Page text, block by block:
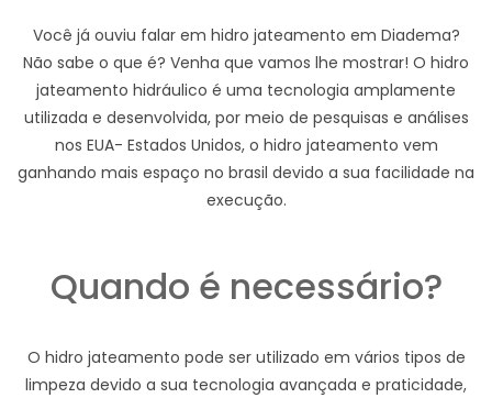
Você já ouviu falar em hidro jateamento em Diadema?
Não sabe o que é? Venha que vamos lhe mostrar! O hidro
jateamento hidráulico é uma tecnologia amplamente
utilizada e desenvolvida, por meio de pesquisas e análises
nos EUA- Estados Unidos, o hidro jateamento vem
ganhando mais espaço no brasil devido a sua facilidade na
execução.
Quando é necessário?
O hidro jateamento pode ser utilizado em vários tipos de
limpeza devido a sua tecnologia avançada e praticidade,